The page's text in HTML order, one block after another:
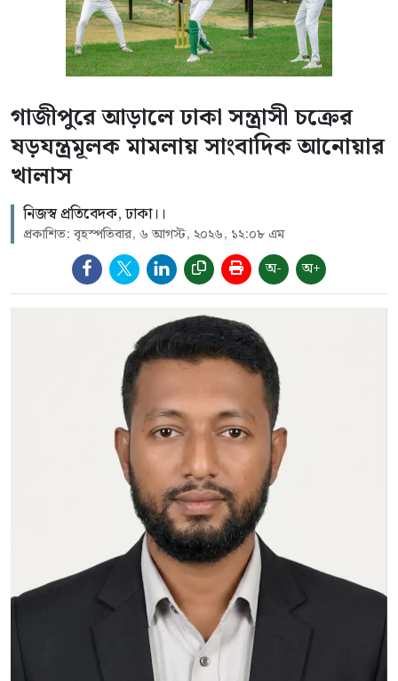
গাজীপুরে আড়ালে ঢাকা সন্ত্রাসী চক্রের
ষড়যন্ত্রমূলক মামলায় সাংবাদিক আনোয়ার
খালাস
নিজস্ব প্রতিবেদক, ঢাকা।।
প্রকাশিত: বৃহস্পতিবার, ৬ আগস্ট, ২০২৬, ১২:০৮ এম
অ- অ+